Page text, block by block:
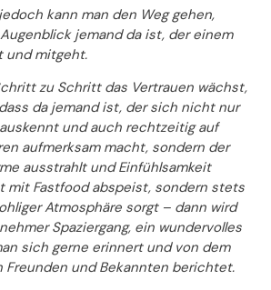
kann man den Weg gehen,
jemand da ist, der einem
und mitgeht.
zu Schritt das Vertrauen wächst,
da jemand ist, der sich nicht nur
und auch rechtzeitig auf
aufmerksam macht, sondern der
ausstrahlt und Einfühlsamkeit
mit Fastfood abspeist, sondern stets
Atmosphäre sorgt – dann wird
Spaziergang, ein wundervolles
sich gerne erinnert und von dem
Freunden und Bekannten berichtet.